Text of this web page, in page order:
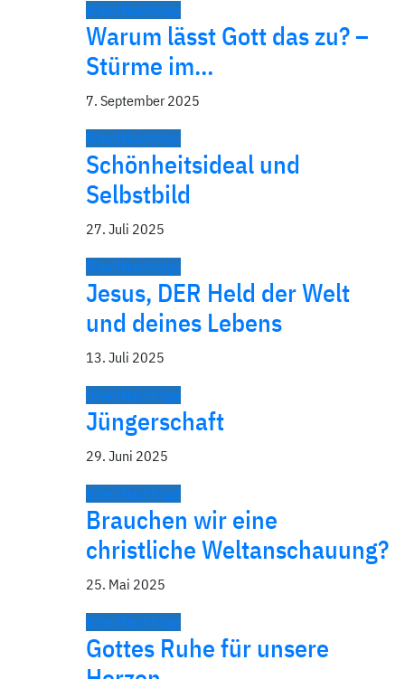
Bibel/Nachfolge
Warum lässt Gott das zu? –
Stürme im…
7. September 2025
Bibel/Nachfolge
Schönheitsideal und
Selbstbild
27. Juli 2025
Bibel/Nachfolge
Jesus, DER Held der Welt
und deines Lebens
13. Juli 2025
Bibel/Nachfolge
Jüngerschaft
29. Juni 2025
Bibel/Nachfolge
Brauchen wir eine
christliche Weltanschauung?
25. Mai 2025
Bibel/Nachfolge
Gottes Ruhe für unsere